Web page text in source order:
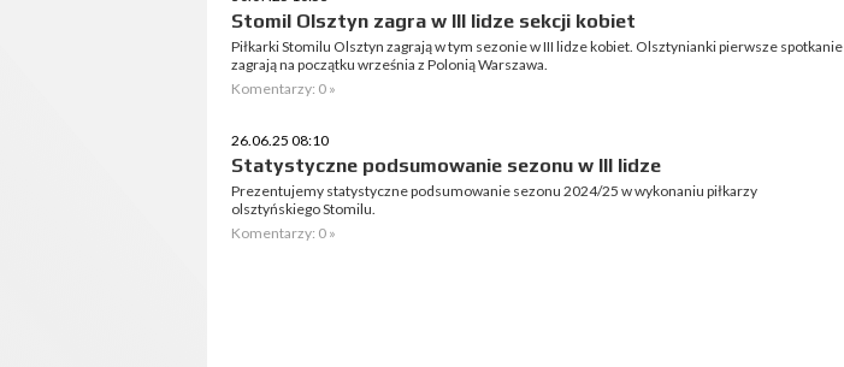
Stomil Olsztyn zagra w III lidze sekcji kobiet
Piłkarki Stomilu Olsztyn zagrają w tym sezonie w III lidze kobiet. Olsztynianki pierwsze spotkanie
zagrają na początku września z Polonią Warszawa.
Komentarzy: 0 »
26.06.25 08:10
Statystyczne podsumowanie sezonu w III lidze
Prezentujemy statystyczne podsumowanie sezonu 2024/25 w wykonaniu piłkarzy
olsztyńskiego Stomilu.
Komentarzy: 0 »